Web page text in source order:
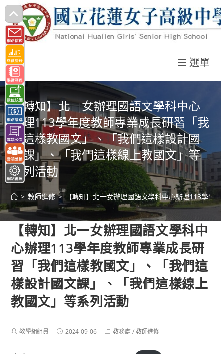
跳
轉
至
主
要
內
容
選單
【轉知】北一女辦理國語文學科中心
辦理113學年度教師專業成長研習「我
們這樣教國文」、「我們這樣設計國
文課」、「我們這樣線上教國文」等
系列活動
> 教師進修 > 【轉知】北一女辦理國語文學科中心辦理113學
【轉知】北一女辦理國語文學科中
心辦理113學年度教師專業成長研
習「我們這樣教國文」、「我們這
樣設計國文課」、「我們這樣線上
教國文」等系列活動
Post教學組組員
Post2024-09-06
Post教務處 / 教師進修